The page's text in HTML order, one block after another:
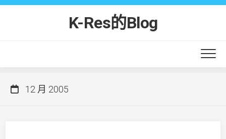
Skip
K-Res的Blog
12 月 2005